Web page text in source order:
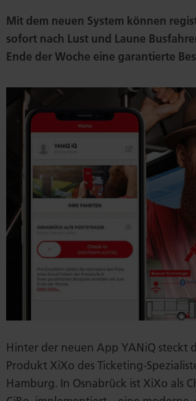
Mit dem neuen System können
sofort nach Lust und Laune
Ende der Woche eine garantierte
Hinter der neuen App YANiQ steckt
Produkt XiXo des Ticketing-
Hamburg. In Osnabrück ist XiXo als